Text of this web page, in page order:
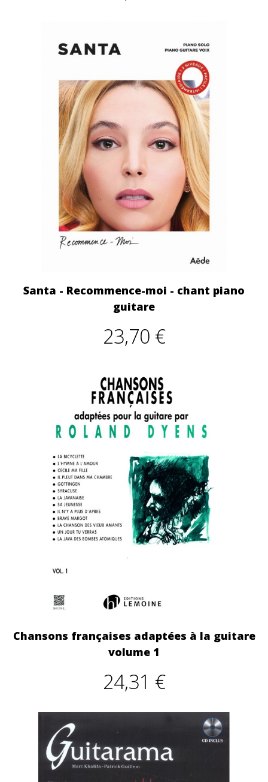
Santa - Recommence-moi - chant piano
guitare
23,70 €
Chansons françaises adaptées à la guitare
volume 1
24,31 €